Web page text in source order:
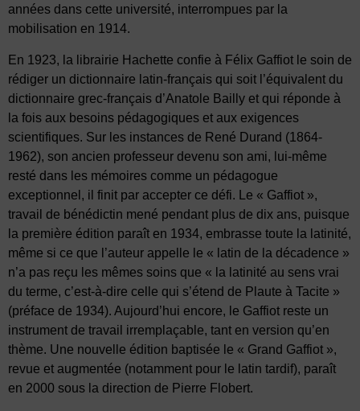
années dans cette université, interrompues par la
mobilisation en 1914.
En 1923, la librairie Hachette confie à Félix Gaffiot le soin de
rédiger un dictionnaire latin-français qui soit l’équivalent du
dictionnaire grec-français d’Anatole Bailly et qui réponde à
la fois aux besoins pédagogiques et aux exigences
scientifiques. Sur les instances de René Durand (1864-
1962), son ancien professeur devenu son ami, lui-même
resté dans les mémoires comme un pédagogue
exceptionnel, il finit par accepter ce défi. Le « Gaffiot »,
travail de bénédictin mené pendant plus de dix ans, puisque
la première édition paraît en 1934, embrasse toute la latinité,
même si ce que l’auteur appelle le « latin de la décadence »
n’a pas reçu les mêmes soins que « la latinité au sens vrai
du terme, c’est-à-dire celle qui s’étend de Plaute à Tacite »
(préface de 1934). Aujourd’hui encore, le Gaffiot reste un
instrument de travail irremplaçable, tant en version qu’en
thème. Une nouvelle édition baptisée le « Grand Gaffiot »,
revue et augmentée (notamment pour le latin tardif), paraît
en 2000 sous la direction de Pierre Flobert.